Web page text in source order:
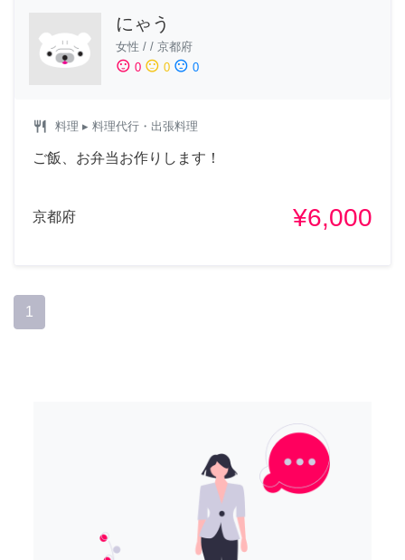
にゃう
女性 / / 京都府
sentiment_satisfied 0 sentiment_neutral 0 sentiment_dissatisfied 0
restaurant 料理 ▸ 料理代行・出張料理
ご飯、お弁当お作りします！
京都府 ¥6,000
1